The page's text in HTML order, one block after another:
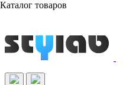
Реактивы & Оборудование
Каталог товаров